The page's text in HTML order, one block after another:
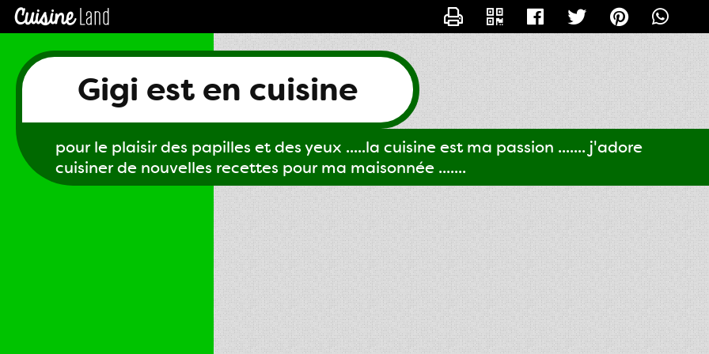
Gigi est en cuisine
pour le plaisir des papilles et des yeux .....la cuisine est ma passion ....... j'adore
cuisiner de nouvelles recettes pour ma maisonnée .......
CONTACTER GIGI61